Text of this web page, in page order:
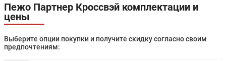
Пежо Партнер Кроссвэй комплектации и
цены
Выберите опции покупки и получите скидку согласно своим
предпочтениям: